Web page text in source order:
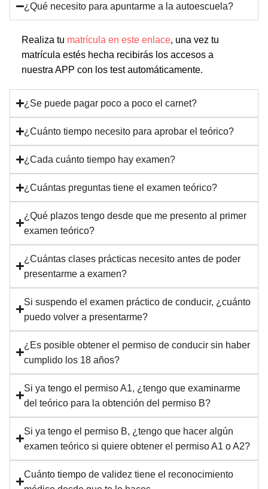
¿Qué necesito para apuntarme a la autoescuela?
Realiza tu matrícula en este enlace, una vez tu
matrícula estés hecha recibirás los accesos a
nuestra APP con los test automáticamente.
¿Se puede pagar poco a poco el carnet?
¿Cuánto tiempo necesito para aprobar el teórico?
¿Cada cuánto tiempo hay examen?
¿Cuántas preguntas tiene el examen teórico?
¿Qué plazos tengo desde que me presento al primer
examen teórico?
¿Cuántas clases prácticas necesito antes de poder
presentarme a examen?
Si suspendo el examen práctico de conducir, ¿cuánto
puedo volver a presentarme?
¿Es posible obtener el permiso de conducir sin haber
cumplido los 18 años?
Si ya tengo el permiso A1, ¿tengo que examinarme
del teórico para la obtención del permiso B?
Si ya tengo el permiso B, ¿tengo que hacer algún
examen teórico si quiere obtener el permiso A1 o A2?
Cuánto tiempo de validez tiene el reconocimiento